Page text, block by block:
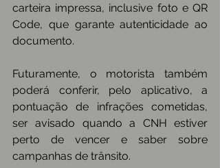
carteira impressa, inclusive foto e QR
Code, que garante autenticidade ao
documento.
Futuramente, o motorista também
poderá conferir, pelo aplicativo, a
pontuação de infrações cometidas,
ser avisado quando a CNH estiver
perto de vencer e saber sobre
campanhas de trânsito.